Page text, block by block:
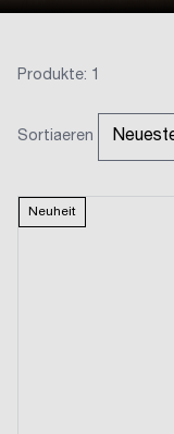
Produkte: 1
Sortiaeren
Neuheit